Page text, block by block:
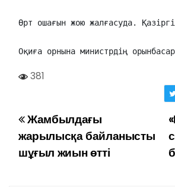
Өрт ошағын жою жалғасуда.
Оқиға орнына министрдің
381
Н
а
Жамбылдағы
жарылысқа байланысты
шұғыл жиын өтті